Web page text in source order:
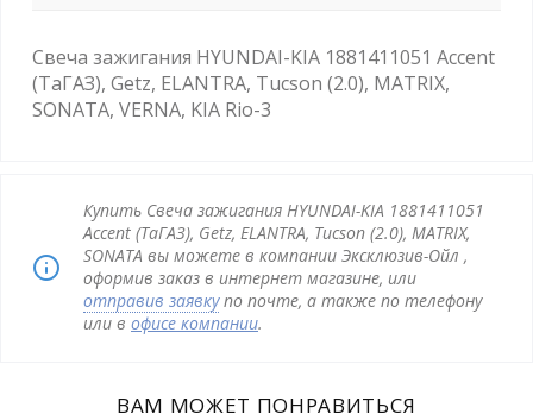
Свеча зажигания HYUNDAI-KIA 1881411051 Accent
(ТаГАЗ), Getz, ELANTRA, Tucson (2.0), MATRIX,
SONATA, VERNA, KIA Rio-3
Купить Свеча зажигания HYUNDAI-KIA 1881411051
Accent (ТаГАЗ), Getz, ELANTRA, Tucson (2.0), MATRIX,
SONATA вы можете в компании Эксклюзив-Ойл ,
оформив заказ в интернет магазине, или
отправив заявкупо почте, а также по телефону
или в офисе компании.
ВАМ МОЖЕТ ПОНРАВИТЬСЯ